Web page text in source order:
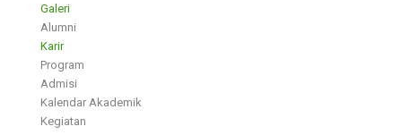
Galeri
Alumni
Karir
Program
Admisi
Kalendar Akademik
Kegiatan